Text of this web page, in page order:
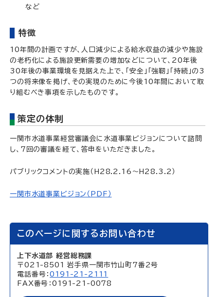
など
特徴
10年間の計画ですが、人口減少による給水収益の減少や施設
の老朽化による施設更新需要の増加などについて、20年後
30年後の事業環境を見据えた上で、「安全」「強靭」「持続」の3
つの将来像を掲げ、その実現のために今後10年間において取
り組むべき事項を示したものです。
策定の体制
一関市水道事業経営審議会に水道事業ビジョンについて諮問
し、7回の審議を経て、答申をいただきました。
パブリックコメントの実施（H28.2.16～H28.3.2）
一関市水道事業ビジョン（PDF）
このページに関するお問い合わせ
上下水道部 経営総務課
〒021-8501 岩手県一関市竹山町7番2号
電話番号：0191-21-2111
FAX番号：0191-21-0078